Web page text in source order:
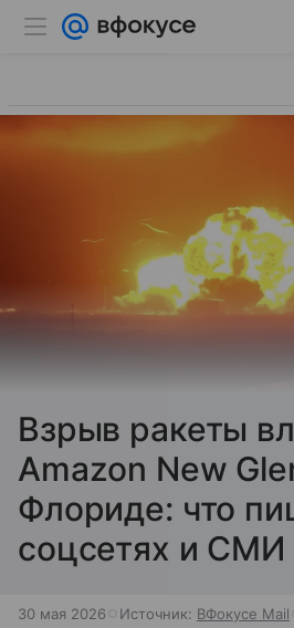
Взрыв ракеты
Amazon New
Флориде: что
соцсетях и СМИ
30 мая 2026 Источник: ВФокусе Mail